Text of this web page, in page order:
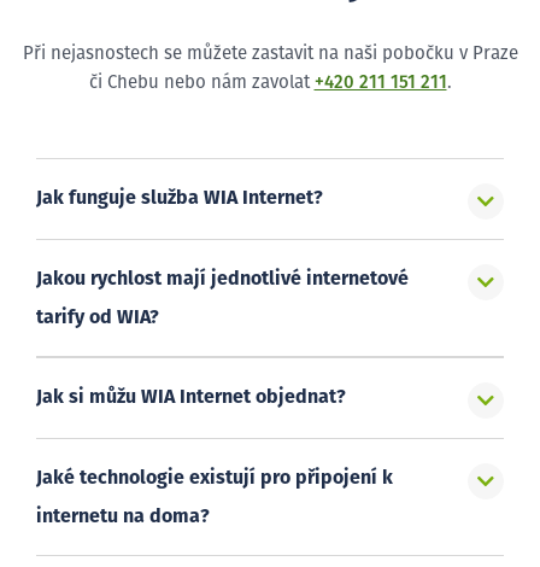
Při nejasnostech se můžete zastavit na naši pobočku v Praze
či Chebu nebo nám zavolat +420 211 151 211 .
Jak funguje služba WIA Internet?
Jakou rychlost mají jednotlivé internetové
tarify od WIA?
Jak si můžu WIA Internet objednat?
Jaké technologie existují pro připojení k
internetu na doma?